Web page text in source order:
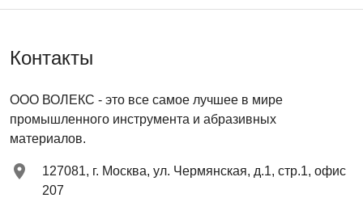
Контакты
ООО ВОЛЕКС - это все самое лучшее в мире
промышленного инструмента и абразивных
материалов.
127081, г. Москва, ул. Чермянская, д.1, стр.1, офис
207